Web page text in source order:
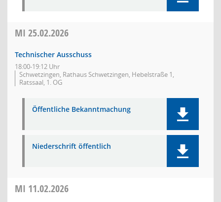
MI 25.02.2026
Technischer Ausschuss
18:00-19:12 Uhr
Schwetzingen, Rathaus Schwetzingen, Hebelstraße 1,
Ratssaal, 1. OG
Öffentliche Bekanntmachung
Niederschrift öffentlich
MI 11.02.2026